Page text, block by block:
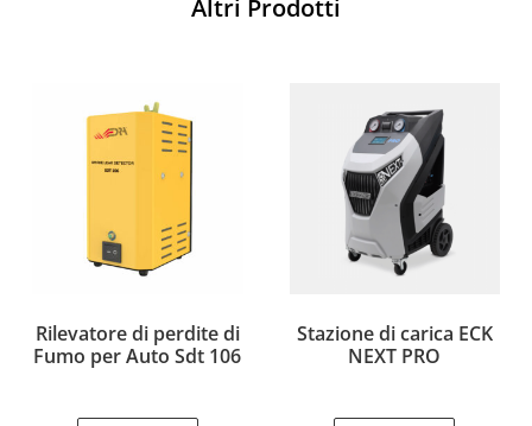
Altri Prodotti
Rilevatore di perdite di
Fumo per Auto Sdt 106
Stazione di carica ECK
NEXT PRO